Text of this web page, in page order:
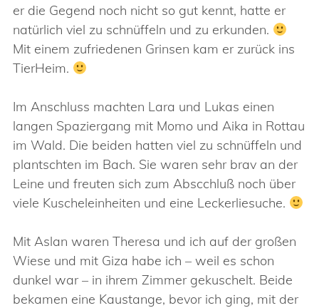
er die Gegend noch nicht so gut kennt, hatte er
natürlich viel zu schnüffeln und zu erkunden.
Mit einem zufriedenen Grinsen kam er zurück ins
TierHeim.
Im Anschluss machten Lara und Lukas einen
langen Spaziergang mit Momo und Aika in Rottau
im Wald. Die beiden hatten viel zu schnüffeln und
plantschten im Bach. Sie waren sehr brav an der
Leine und freuten sich zum Abscchluß noch über
viele Kuscheleinheiten und eine Leckerliesuche.
Mit Aslan waren Theresa und ich auf der großen
Wiese und mit Giza habe ich – weil es schon
dunkel war – in ihrem Zimmer gekuschelt. Beide
bekamen eine Kaustange, bevor ich ging, mit der